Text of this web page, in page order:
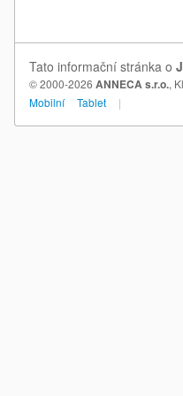
Tato informační stránka o
© 2000-2026 ANNECA s.r.o.,
Mobilní
Tablet |